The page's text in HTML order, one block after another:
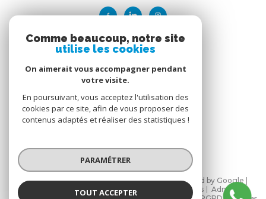
Nous
adhérons
© 2026 | Tous droits réservés | Traduction powered by Google |
Nos honoraires
Plan du site Mentions légales
Admin
Comme beaucoup, notre site
utilise les cookies
On aimerait vous accompagner pendant
votre visite.
En poursuivant, vous acceptez l'utilisation des
cookies par ce site, afin de vous proposer des
contenus adaptés et réaliser des statistiques !
PARAMÉTRER
TOUT ACCEPTER